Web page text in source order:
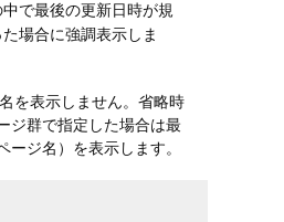
で最後の更新日時が規
場合に強調表示しま
を表示しません。省略時
ジ群で指定した場合は最
ージ名）を表示します。